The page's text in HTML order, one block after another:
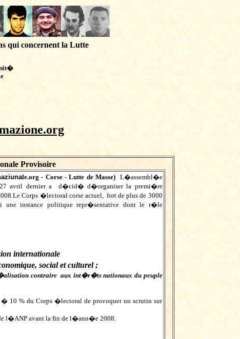
qui concernent la Lutte
Provisoire
le.org - Corse - Lutte de Masse) L�assembl�e
avril dernier a d�cid� d�organiser la premi�re
Corps �lectoral corse actuel, fort de plus de 3000
une instance politique repr�sentative dont le r�le
internationale
social et culturel ;
contraire aux int�r�ts nationaux du peuple
% du Corps �lectoral de provoquer un scrutin sur
l�ANP avant la fin de l�ann�e 2008.